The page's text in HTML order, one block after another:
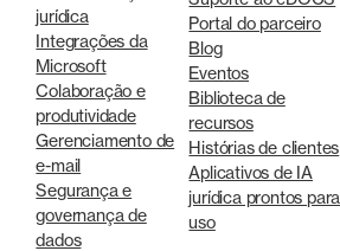
jurídica
Integrações da
Microsoft
Colaboração e
produtividade
Gerenciamento de
e-mail
Segurança e
governança de
dados
Portal do parceiro
Blog
Eventos
Biblioteca de
recursos
Histórias de clientes
Aplicativos de IA
jurídica prontos para
uso